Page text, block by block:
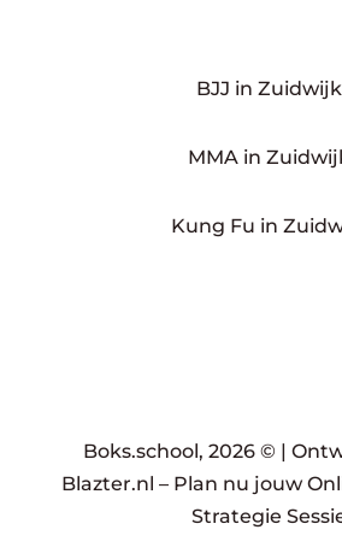
BJJ in Zuidwijk
MMA in
Kung Fu in
Boks.school, 2026 © |
Blazter.nl – Plan nu jouw
Strategie